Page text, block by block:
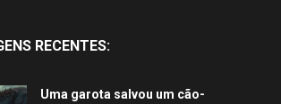
RECENTES:
Uma garota salvou um cão-